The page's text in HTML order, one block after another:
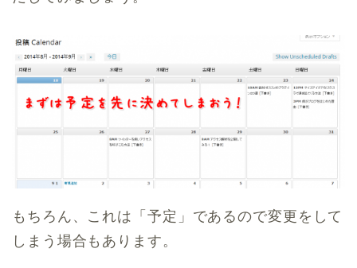
もちろん、これは「予定」であるので変更をして
しまう場合もあります。